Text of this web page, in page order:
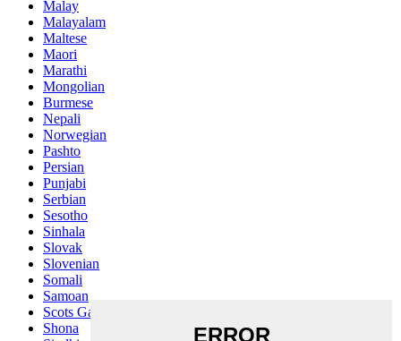
Malay
Malayalam
Maltese
Maori
Marathi
Mongolian
Burmese
Nepali
Norwegian
Pashto
Persian
Punjabi
Serbian
Sesotho
Sinhala
Slovak
Slovenian
Somali
Samoan
Scots Gaelic
Shona